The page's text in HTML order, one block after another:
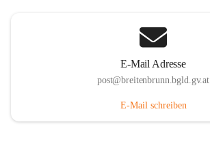
E-Mail Adresse
post@breitenbrunn.bgld.gv.at
E-Mail schreiben